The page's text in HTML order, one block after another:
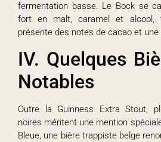
fermentation basse. Le Bock se
fort en malt, caramel et alcool,
présente des notes de cacao et
IV. Quelques
Notables
Outre la Guinness Extra Stout,
noires méritent une mention
Bleue, une bière trappiste belge